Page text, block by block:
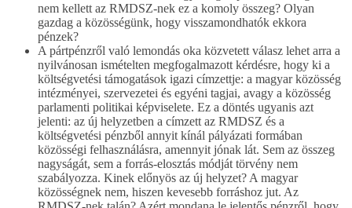
nem kellett az RMDSZ-nek ez a komoly összeg? Olyan
gazdag a közösségünk, hogy visszamondhatók ekkora
pénzek?
A pártpénzről való lemondás oka közvetett válasz lehet arra a
nyilvánosan ismételten megfogalmazott kérdésre, hogy ki a
költségvetési támogatások igazi címzettje: a magyar közösség
intézményei, szervezetei és egyéni tagjai, avagy a közösség
parlamenti politikai képviselete. Ez a döntés ugyanis azt
jelenti: az új helyzetben a címzett az RMDSZ és a
költségvetési pénzből annyit kínál pályázati formában
közösségi felhasználásra, amennyit jónak lát. Sem az összeg
nagyságát, sem a forrás-elosztás módját törvény nem
szabályozza. Kinek előnyös az új helyzet? A magyar
közösségnek nem, hiszen kevesebb forráshoz jut. Az